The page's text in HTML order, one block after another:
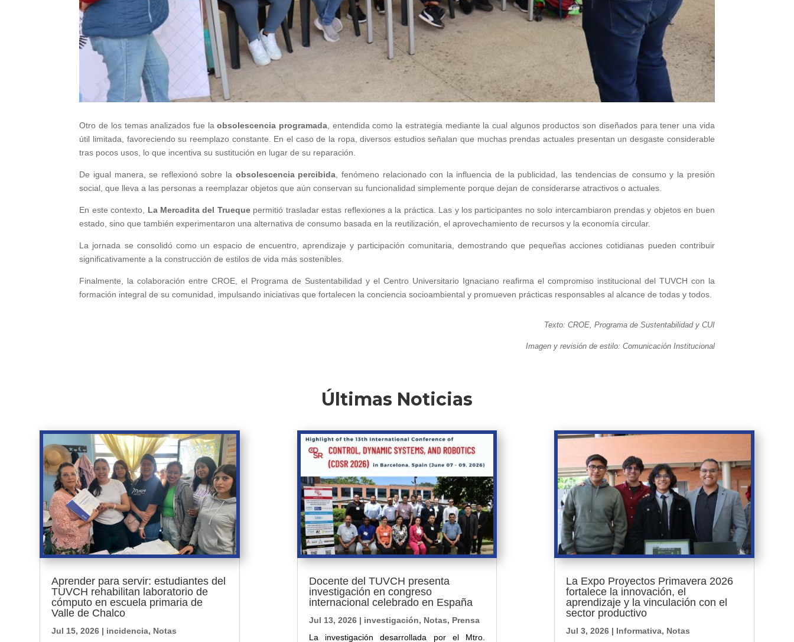
Otro de los temas analizados fue laobsolescencia programada , entendida como la estrategia mediante la cual algunos productos son diseñados para tener una vida
útil limitada, favoreciendo su reemplazo constante. En el caso de la ropa, diversos estudios señalan que muchas prendas actuales presentan un desgaste considerable
tras pocos usos, lo que incentiva su sustitución en lugar de su reparación.
De igual manera, se reflexionó sobre la obsolescencia percibida , fenómeno relacionado con la influencia de la publicidad, las tendencias de consumo y la presión
social, que lleva a las personas a reemplazar objetos que aún conservan su funcionalidad simplemente porque dejan de considerarse atractivos o actuales.
En este contexto, La Mercadita del Truequepermitió trasladar estas reflexiones a la práctica. Las y los participantes no solo intercambiaron prendas y objetos en buen
estado, sino que también experimentaron una alternativa de consumo basada en la reutilización, el aprovechamiento de recursos y la economía circular.
La jornada se consolidó como un espacio de encuentro, aprendizaje y participación comunitaria, demostrando que pequeñas acciones cotidianas pueden contribuir
significativamente a la construcción de estilos de vida más sostenibles.
Finalmente, la colaboración entre CROE, el Programa de Sustentabilidad y el Centro Universitario Ignaciano reafirma el compromiso institucional del TUVCH con la
formación integral de su comunidad, impulsando iniciativas que fortalecen la conciencia socioambiental y promueven prácticas responsables al alcance de todas y todos.
Texto: CROE, Programa de Sustentabilidad y CUI
Imagen y revisión de estilo: Comunicación Institucional
Últimas Noticias
Aprender para servir: estudiantes del
TUVCH rehabilitan laboratorio de
cómputo en escuela primaria de
Valle de Chalco
Jul 15, 2026 | incidencia, Notas
Docente del TUVCH presenta
investigación en congreso
internacional celebrado en España
Jul 13, 2026| investigación, Notas, Prensa
La investigación desarrollada por el Mtro.
La Expo Proyectos Primavera 2026
fortalece la innovación, el
aprendizaje y la vinculación con el
sector productivo
Jul 3, 2026 | Informativa, Notas